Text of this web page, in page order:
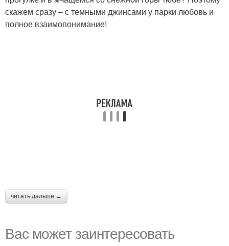
скажем сразу – с темными джинсами у парки любовь и
полное взаимопонимание!
читать дальше →
Вас может заинтересовать